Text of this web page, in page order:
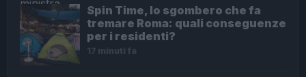
Spin Time, lo sgombero che fa
tremare Roma: quali conseguenze
per i residenti?
17 minuti fa